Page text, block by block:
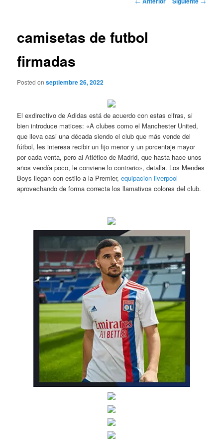
camisetas de futbol
firmadas
Posted onseptiembre 26, 2022
El exdirectivo de Adidas está de acuerdo con estas cifras, si
bien introduce matices: «A clubes como el Manchester United,
que lleva casi una década siendo el club que más vende del
fútbol, les interesa recibir un fijo menor y un porcentaje mayor
por cada venta, pero al Atlético de Madrid, que hasta hace unos
años vendía poco, le conviene lo contrario», detalla. Los Mendes
Boys llegan con estilo a la Premier,equipacion liverpool
aprovechando de forma correcta los llamativos colores del club.